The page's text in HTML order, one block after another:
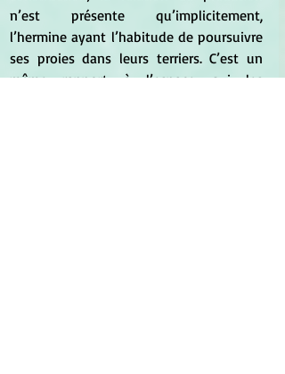
n’est présente qu’implicitement,
l’hermine ayant l’habitude de poursuivre
ses proies dans leurs terriers. C’est un
même rapport à l’espace qui les